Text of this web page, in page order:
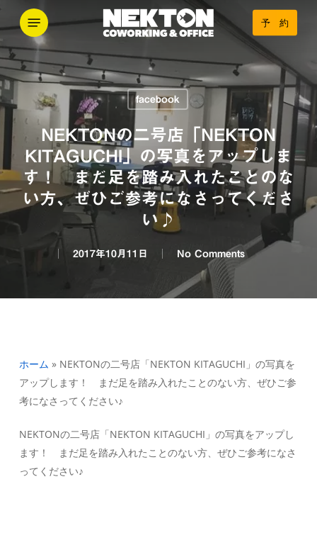
to
main
content
予 約
Menu
facebook
NEKTONの二号店「NEKTON
KITAGUCHI」の写真をアップしま
す！ まだ足を踏み入れたことのな
い方、ぜひご参考になさってくださ
い♪
2017年10月11日 No Comments
ホーム » NEKTONの二号店「NEKTON KITAGUCHI」の写真を
アップします！ まだ足を踏み入れたことのない方、ぜひご参
考になさってください♪
NEKTONの二号店「NEKTON KITAGUCHI」の写真をアップし
ます！ まだ足を踏み入れたことのない方、ぜひご参考になさ
ってください♪